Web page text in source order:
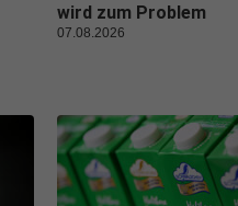
wird zum Problem
07.08.2026